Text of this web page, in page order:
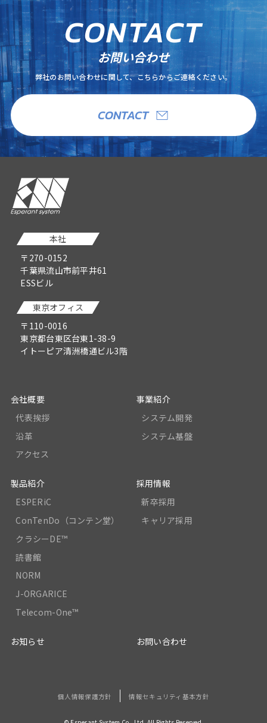
CONTACT
お問い合わせ
弊社のお問い合わせに関して、こちらからご連絡ください。
CONTACT
本社
〒270-0152
千葉県流山市前平井61
ESSビル
東京オフィス
〒110-0016
東京都台東区台東1-38-9
イトーピア清洲橋通ビル3階
会社概要
代表挨拶
沿革
アクセス
事業紹介
システム開発
システム基盤
製品紹介
ESPERiC
ConTenDo（コンテン堂）
クラシーDE™
読書館
NORM
J-ORGARICE
Telecom-One™
採用情報
新卒採用
キャリア採用
お知らせ お問い合わせ
個人情報保護方針 情報セキュリティ基本方針